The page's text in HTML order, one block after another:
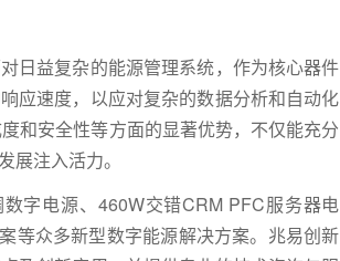
日益复杂的能源管理系统，作为核心器件
应速度，以应对复杂的数据分析和自动化
和安全性等方面的显著优势，不仅能充分
展注入活力。
字电源、460W交错CRM PFC服务器电
等众多新型数字能源解决方案。兆易创新